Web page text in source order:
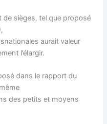
de sièges, tel que proposé
aurait valeur
l’élargir.
dans le rapport du
des petits et moyens